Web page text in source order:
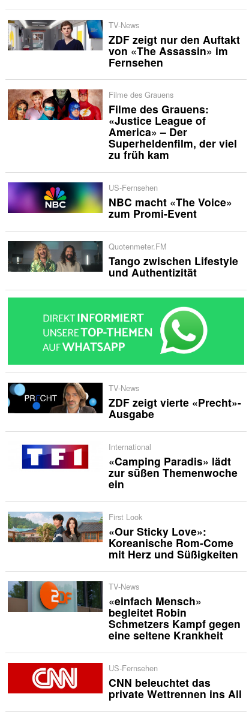
TV-News
ZDF zeigt nur den Auftakt
von «The Assassin» im
Fernsehen
Filme des Grauens
Filme des Grauens:
«Justice League of
America» – Der
Superheldenfilm, der viel
zu früh kam
US-Fernsehen
NBC macht «The Voice»
zum Promi-Event
Quotenmeter.FM
Tango zwischen Lifestyle
und Authentizität
TV-News
ZDF zeigt vierte «Precht»-
Ausgabe
International
«Camping Paradis» lädt
zur süßen Themenwoche
ein
First Look
«Our Sticky Love»:
Koreanische Rom-Come
mit Herz und Süßigkeiten
TV-News
«einfach Mensch»
begleitet Robin
Schmetzers Kampf gegen
eine seltene Krankheit
US-Fernsehen
CNN beleuchtet das
private Wettrennen ins All